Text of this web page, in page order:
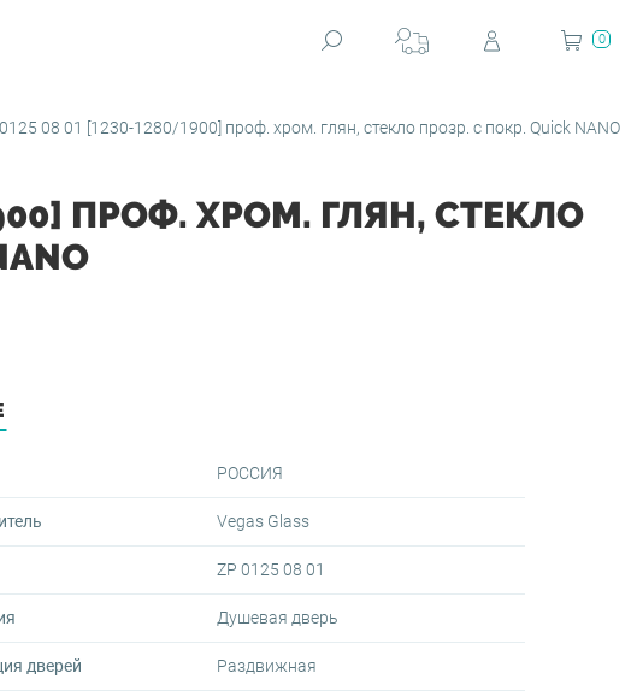
0
08 01 [1230-1280/1900] проф. хром. глян, стекло прозр. с покр. Quick NANO
ПРОФ. ХРОМ. ГЛЯН, СТЕКЛО
РОССИЯ
Vegas Glass
ZP 0125 08 01
Душевая дверь
дверей Раздвижная